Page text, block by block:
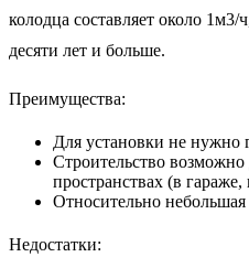
колодца составляет около 1м3/
десяти лет и больше.
Преимущества:
Для установки не нужно
Строительство
пространствах (в гараже,
Относительно небольшая
Недостатки: